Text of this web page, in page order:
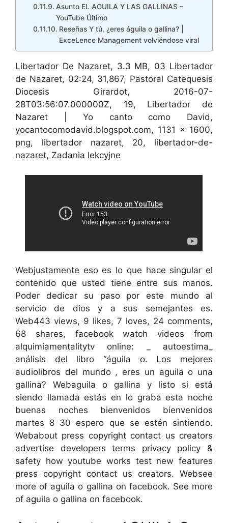
Asunto EL AGUILA Y LAS GALLINAS –
YouTube Último
Reseñas Y tú, ¿eres águila o gallina? |
ExceLence Management volviéndose viral
Libertador De Nazaret, 3.3 MB, 03 Libertador
de Nazaret, 02:24, 31,867, Pastoral Catequesis
Diocesis Girardot, 2016-07-
28T03:56:07.000000Z, 19, Libertador de
Nazaret | Yo canto como David,
yocantocomodavid.blogspot.com, 1131 x 1600,
png, libertador nazaret, 20, libertador-de-
nazaret, Zadania lekcyjne
Webjustamente eso es lo que hace singular el
contenido que usted tiene entre sus manos.
Poder dedicar su paso por este mundo al
servicio de dios y a sus semejantes es.
Web443 views, 9 likes, 7 loves, 24 comments,
68 shares, facebook watch videos from
alquimiamentalitytv online: _ autoestima_
análisis del libro “águila o. Los mejores
audiolibros del mundo , eres un aguila o una
gallina? Webaguila o gallina y listo si está
siendo llamada estás en lo graba esta noche
buenas noches bienvenidos bienvenidos
martes 8 30 espero que se estén sintiendo.
Webabout press copyright contact us creators
advertise developers terms privacy policy &
safety how youtube works test new features
press copyright contact us creators. Websee
more of aguila o gallina on facebook. See more
of aguila o gallina on facebook.